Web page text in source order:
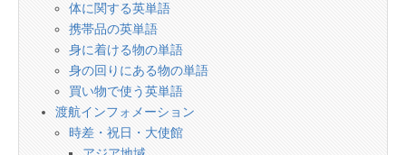
体に関する英単語
携帯品の英単語
身に着ける物の単語
身の回りにある物の単語
買い物で使う英単語
渡航インフォメーション
時差・祝日・大使館